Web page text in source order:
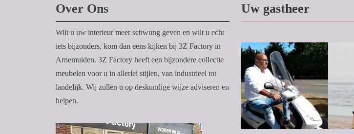
Over Ons
Wilt u uw interieur meer schwung geven en wilt u echt
iets bijzonders, kom dan eens kijken bij 3Z Factory in
Arnemuiden. 3Z Factory heeft een bijzondere collectie
meubelen voor u in allerlei stijlen, van industrieel tot
landelijk. Wij zullen u op deskundige wijze adviseren en
helpen.
Uw gastheer